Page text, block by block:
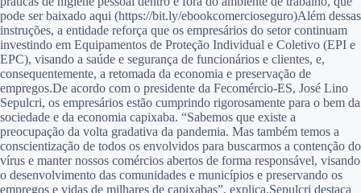
pode ser baixado aqui (https://bit.ly/ebookcomercioseguro)Além dessas
instruções, a entidade reforça que os empresários do setor continuam
investindo em Equipamentos de Proteção Individual e Coletivo (EPI e
EPC), visando a saúde e segurança de funcionários e clientes, e,
consequentemente, a retomada da economia e preservação de
empregos.De acordo com o presidente da Fecomércio-ES, José Lino
Sepulcri, os empresários estão cumprindo rigorosamente para o bem da
sociedade e da economia capixaba. “Sabemos que existe a
preocupação da volta gradativa da pandemia. Mas também temos a
conscientização de todos os envolvidos para buscarmos a contenção do
vírus e manter nossos comércios abertos de forma responsável, visando
o desenvolvimento das comunidades e municípios e preservando os
empregos e vidas de milhares de capixabas”, explica.Sepulcri destaca